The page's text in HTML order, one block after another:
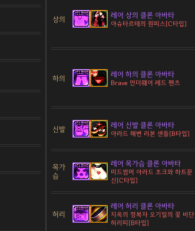
상의 레어 상의 클론 아바타
아슈타르테의 원피스[C타입]
하의 레어 하의 클론 아바타
Brave 언더웨어 레드 팬츠
신발 레어 신발 클론 아바타
아라드 해변 리본 샌들[B타입]
목가
슴
레어 목가슴 클론 아바타
미드썸머 아라드 초크와 하트문
신[C타입]
허리
레어 허리 클론 아바타
지옥의 정복자 오기일의 꽃 비단
허리띠[B타입]